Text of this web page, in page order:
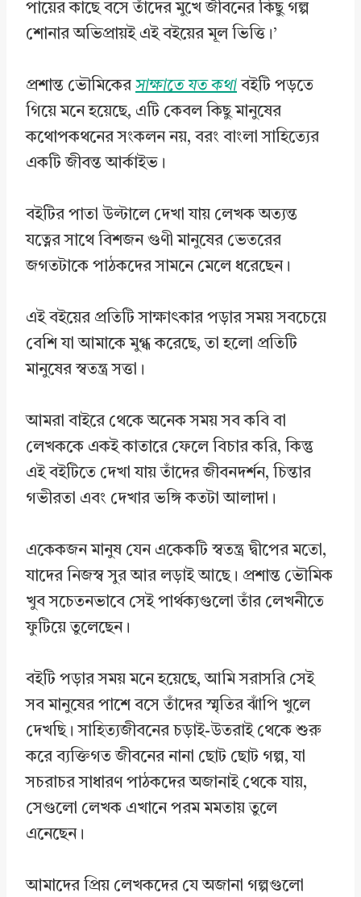
পায়ের কাছে বসে তাঁদের মুখে জীবনের কিছু গল্প
শোনার অভিপ্রায়ই এই বইয়ের মূল ভিত্তি।’
প্রশান্ত ভৌমিকের সাক্ষাতে যত কথা বইটি পড়তে
গিয়ে মনে হয়েছে, এটি কেবল কিছু মানুষের
কথোপকথনের সংকলন নয়, বরং বাংলা সাহিত্যের
একটি জীবন্ত আর্কাইভ।
বইটির পাতা উল্টালে দেখা যায় লেখক অত্যন্ত
যত্নের সাথে বিশজন গুণী মানুষের ভেতরের
জগতটাকে পাঠকদের সামনে মেলে ধরেছেন।
এই বইয়ের প্রতিটি সাক্ষাৎকার পড়ার সময় সবচেয়ে
বেশি যা আমাকে মুগ্ধ করেছে, তা হলো প্রতিটি
মানুষের স্বতন্ত্র সত্তা।
আমরা বাইরে থেকে অনেক সময় সব কবি বা
লেখককে একই কাতারে ফেলে বিচার করি, কিন্তু
এই বইটিতে দেখা যায় তাঁদের জীবনদর্শন, চিন্তার
গভীরতা এবং দেখার ভঙ্গি কতটা আলাদা।
একেকজন মানুষ যেন একেকটি স্বতন্ত্র দ্বীপের মতো,
যাদের নিজস্ব সুর আর লড়াই আছে। প্রশান্ত ভৌমিক
খুব সচেতনভাবে সেই পার্থক্যগুলো তাঁর লেখনীতে
ফুটিয়ে তুলেছেন।
বইটি পড়ার সময় মনে হয়েছে, আমি সরাসরি সেই
সব মানুষের পাশে বসে তাঁদের স্মৃতির ঝাঁপি খুলে
দেখছি। সাহিত্যজীবনের চড়াই-উতরাই থেকে শুরু
করে ব্যক্তিগত জীবনের নানা ছোট ছোট গল্প, যা
সচরাচর সাধারণ পাঠকদের অজানাই থেকে যায়,
সেগুলো লেখক এখানে পরম মমতায় তুলে
এনেছেন।
আমাদের প্রিয় লেখকদের যে অজানা গল্পগুলো